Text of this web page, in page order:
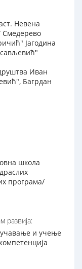
Невена
Јагодина
Иван
Багрдан
школа
програма/
развија:
и учење